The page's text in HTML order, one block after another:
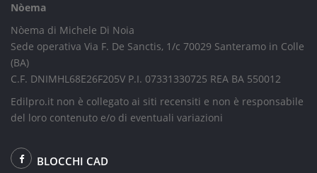
Nòema
Nòema di Michele Di Noia
Sede operativa Via F. De Sanctis, 1/c 70029 Santeramo in Colle
(BA)
C.F. DNIMHL68E26F205V P.I. 07331330725 REA BA 550012
Edilpro.it non è collegato ai siti recensiti e non è responsabile
del loro contenuto e/o di eventuali variazioni
BLOCCHI CAD